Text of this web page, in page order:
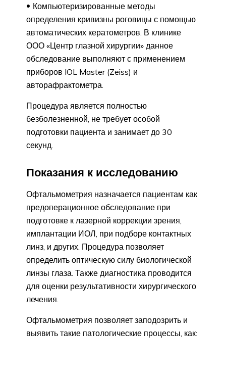
Компьютеризированные методы
определения кривизны роговицы с помощью
автоматических кератометров. В клинике
ООО «Центр глазной хирургии» данное
обследование выполняют с применением
приборов IOL Master (Zeiss) и
авторафрактометра.
Процедура является полностью
безболезненной, не требует особой
подготовки пациента и занимает до 30
секунд.
Показания к исследованию
Офтальмометрия назначается пациентам как
предоперационное обследование при
подготовке к лазерной коррекции зрения,
имплантации ИОЛ, при подборе контактных
линз, и других. Процедура позволяет
определить оптическую силу биологической
линзы глаза. Также диагностика проводится
для оценки результативности хирургического
лечения.
Офтальмометрия позволяет заподозрить и
выявить такие патологические процессы, как: